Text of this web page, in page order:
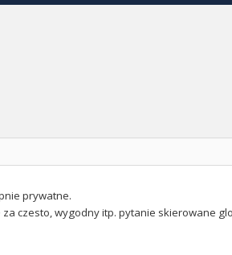
prywatne.
czesto, wygodny itp. pytanie skierowane